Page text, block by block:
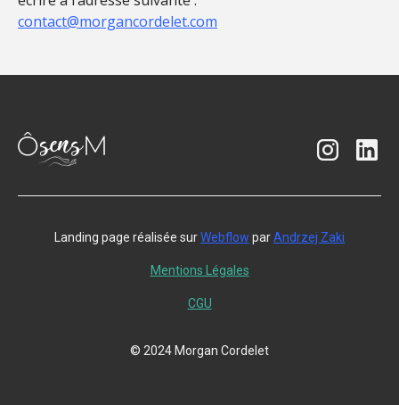
contact@morgancordelet.com
© 2024 Morgan Cordelet
Landing page réalisée surWebflow parAndrzej Zaki
Mentions Légales
CGU